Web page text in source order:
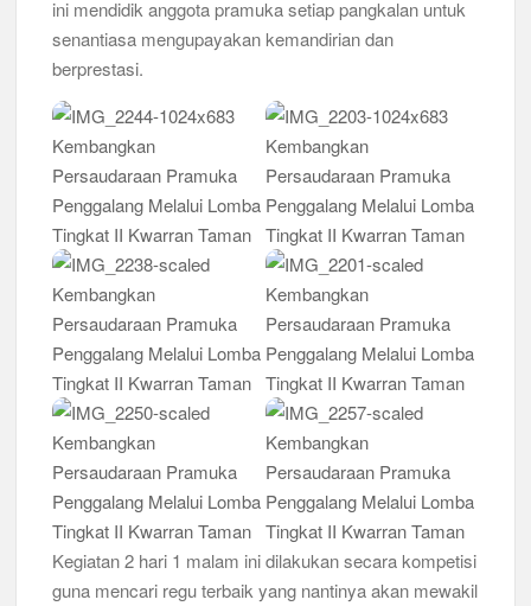
ini mendidik anggota pramuka setiap pangkalan untuk
senantiasa mengupayakan kemandirian dan
berprestasi.
Kegiatan 2 hari 1 malam ini dilakukan secara kompetisi
guna mencari regu terbaik yang nantinya akan mewakil